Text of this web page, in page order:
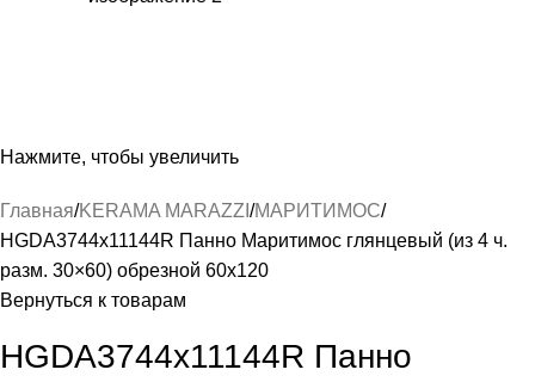
Нажмите, чтобы увеличить
Главная KERAMA MARAZZI МАРИТИМОС
HGDA3744x11144R Панно Маритимос глянцевый (из 4 ч.
разм. 30×60) обрезной 60х120
Вернуться к товарам
HGDA3744x11144R Панно